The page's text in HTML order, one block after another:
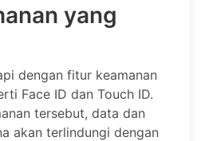
yang
dengan fitur keamanan
Face ID dan Touch ID.
tersebut, data dan
akan terlindungi dengan